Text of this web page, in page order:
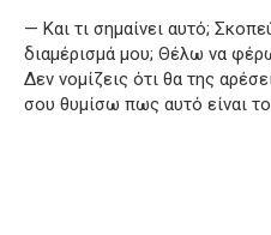
— Και τι σημαίνει αυτό;
διαμέρισμά μου; Θέλω να
Δεν νομίζεις ότι θα της
σου θυμίσω πως αυτό είναι